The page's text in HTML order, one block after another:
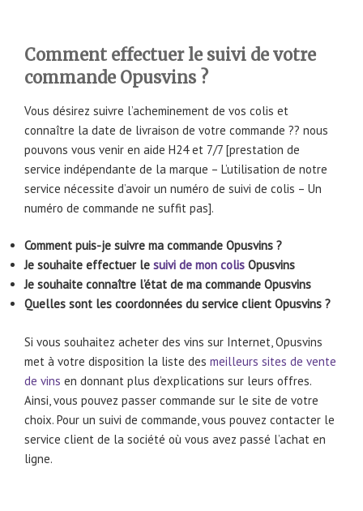
Comment effectuer le suivi de votre
commande Opusvins ?
Vous désirez suivre l’acheminement de vos colis et
connaître la date de livraison de votre commande ?? nous
pouvons vous venir en aide H24 et 7/7 [prestation de
service indépendante de la marque – L’utilisation de notre
service nécessite d’avoir un numéro de suivi de colis – Un
numéro de commande ne suffit pas].
Comment puis-je suivre ma commande Opusvins ?
Je souhaite effectuer le suivi de mon colis Opusvins
Je souhaite connaître l’état de ma commande Opusvins
Quelles sont les coordonnées du service client Opusvins ?
Si vous souhaitez acheter des vins sur Internet, Opusvins
met à votre disposition la liste des meilleurs sites de vente
de vins en donnant plus d’explications sur leurs offres.
Ainsi, vous pouvez passer commande sur le site de votre
choix. Pour un suivi de commande, vous pouvez contacter le
service client de la société où vous avez passé l’achat en
ligne.